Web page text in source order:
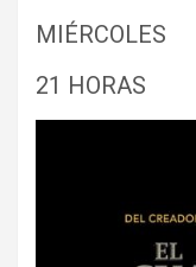
MIÉRCOLES
21 HORAS